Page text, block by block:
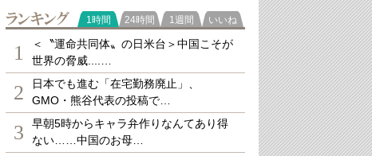
ランキング
1時間 24時間 1週間 いいね
1
＜〝運命共同体〟の日米台＞中国こそが
世界の脅威....…
2
日本でも進む「在宅勤務廃止」、
GMO・熊谷代表の投稿で…
3
早朝5時からキャラ弁作りなんてあり得
ない……中国のお母…